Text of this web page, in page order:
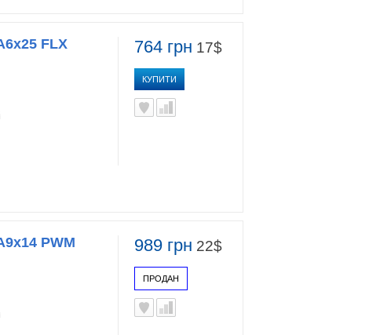
764 грн 17$
КУПИТИ
FLX
989 грн 22$
ПРОДАН
PWM